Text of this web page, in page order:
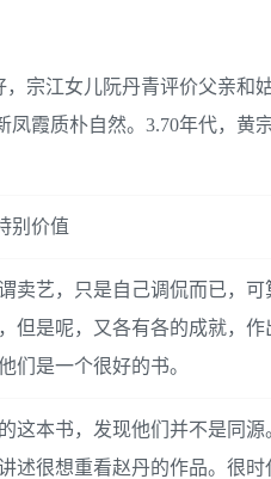
宗江女儿阮丹青评价父亲和
霞质朴自然。3.70年代，黄
别价值
卖艺，只是自己调侃而已，
是呢，又各有各的成就，
们是一个很好的书。
这本书，发现他们并不是同
很想重看赵丹的作品。很时